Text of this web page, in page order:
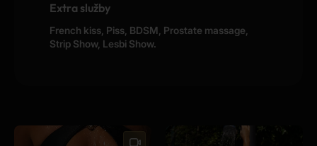
Extra služby
French kiss, Piss, BDSM, Prostate massage,
Strip Show, Lesbi Show.